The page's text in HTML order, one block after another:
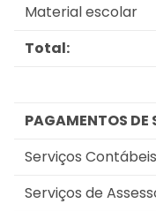
Material escolar
Total:
PAGAMENTOS DE
Serviços Contábeis
Serviços de